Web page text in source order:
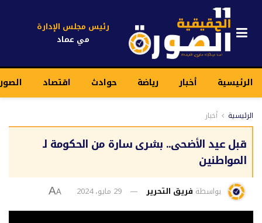
رئيس مجلس الإدارة
مي عماد
الرئيسية أخبار رياضة حوادث اقتصاد
الرئيسية أخبار
قبل عيد الأضحى.. بشرى سارة من الحكومة لـ
المواطنين
بواسطة فريق التحرير 29 مايو، 2024 A
A